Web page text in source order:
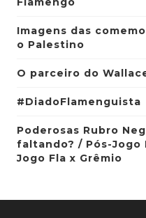
Imagens das
o Palestino
O parceiro do
#DiadoFlamenguista
Poderosas Rubro
faltando? / Pós-Jogo
Jogo Fla x Grêmio